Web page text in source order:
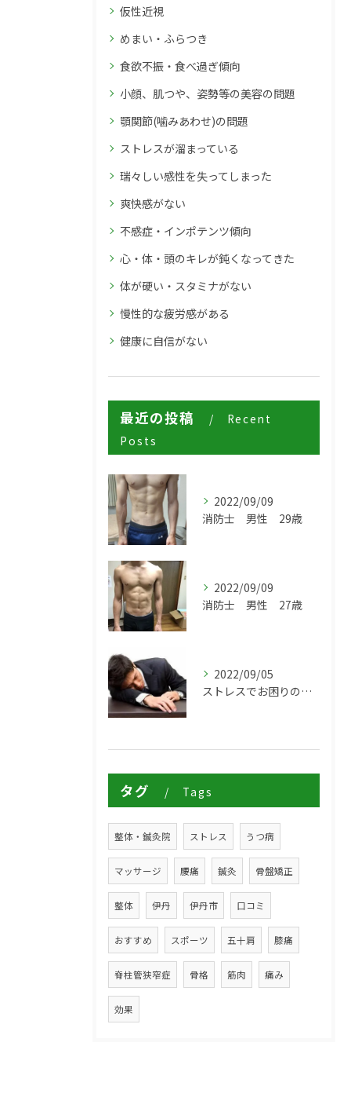
仮性近視
めまい・ふらつき
食欲不振・食べ過ぎ傾向
小顔、肌つや、姿勢等の美容の問題
顎関節(噛みあわせ)の問題
ストレスが溜まっている
瑞々しい感性を失ってしまった
爽快感がない
不感症・インポテンツ傾向
心・体・頭のキレが鈍くなってきた
体が硬い・スタミナがない
慢性的な疲労感がある
健康に自信がない
最近の投稿
Recent
Posts
2022/09/09
消防士 男性 29歳
2022/09/09
消防士 男性 27歳
2022/09/05
ストレスでお困りの方は伊丹市の鍼灸治療院からだ工房ZEROへ
タグ Tags
整体・鍼灸院 ストレス うつ病
マッサージ 腰痛 鍼灸 骨盤矯正
整体 伊丹 伊丹市 口コミ
おすすめ スポーツ 五十肩 膝痛
脊柱管狭窄症 骨格 筋肉 痛み
効果